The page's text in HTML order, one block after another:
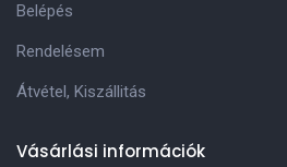
Belépés
Rendelésem
Átvétel, Kiszállitás
Vásárlási információk